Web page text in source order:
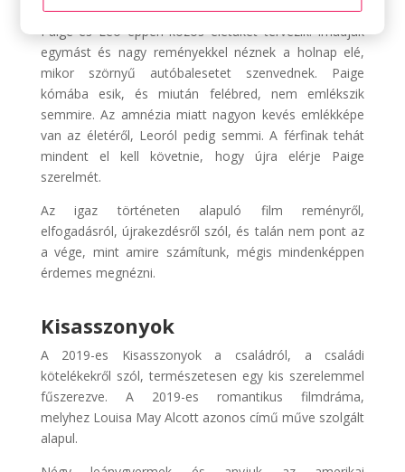
Fogadom című filmet. A történetben az ifjú házaspár,
Paige és Leo éppen közös életüket tervezik. Imádják
egymást és nagy reményekkel néznek a holnap elé,
mikor szörnyű autóbalesetet szenvednek. Paige
kómába esik, és miután felébred, nem emlékszik
semmire. Az amnézia miatt nagyon kevés emlékképe
van az életéről, Leoról pedig semmi. A férfinak tehát
mindent el kell követnie, hogy újra elérje Paige
szerelmét.
Az igaz történeten alapuló film reményről,
elfogadásról, újrakezdésről szól, és talán nem pont az
a vége, mint amire számítunk, mégis mindenképpen
érdemes megnézni.
Kisasszonyok
A 2019-es Kisasszonyok a családról, a családi
kötelékekről szól, természetesen egy kis szerelemmel
fűszerezve. A 2019-es romantikus filmdráma,
melyhez Louisa May Alcott azonos című műve szolgált
alapul.